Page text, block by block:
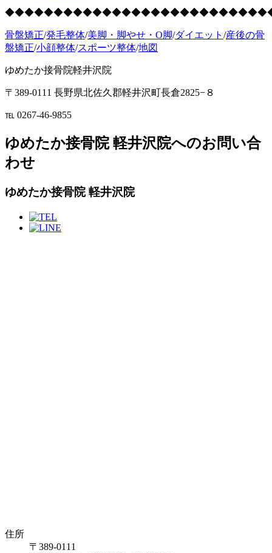
骨盤矯正/発毛整体/美脚・脚やせ・O脚/ダイエット /産後の骨
盤矯正/小顔整体/スポーツ整体/地図
ゆめたか接骨院軽井沢院
〒389-0111 長野県北佐久郡軽井沢町長倉2825−８
℡ 0267-46-9855
ゆめたか接骨院 軽井沢院へのお問い合
わせ
ゆめたか接骨院 軽井沢院
住所
〒389-0111